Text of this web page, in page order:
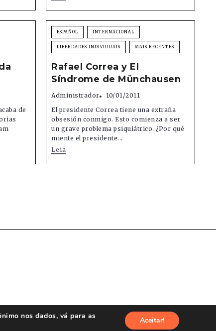
de
ESPAÑOL INTERNACIONAL
LIBERDADES INDIVIDUAIS MAIS RECENTES
Rafael Correa y El
Síndrome de Münchausen
Administrador
10/01/2011
El presidente Correa tiene una extraña
obsesión conmigo. Esto comienza a ser
un grave problema psiquiátrico. ¿Por qué
miente el presidente...
Leia
nos dados, vá para as
Aceitar!